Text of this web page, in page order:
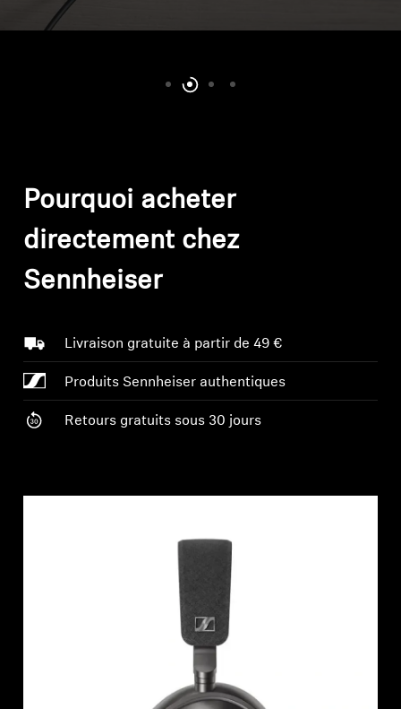
Pièces et accessoires
Casques TV Hearing
Ressources auditives
Pièces et accessoires Hearing d'origine
Barres de son
Barres de son et caissons de basses AMBEO
Pourquoi acheter
directement chez
Sennheiser
Livraison gratuite à partir de 49 €
Produits Sennheiser authentiques
Retours gratuits sous 30 jours